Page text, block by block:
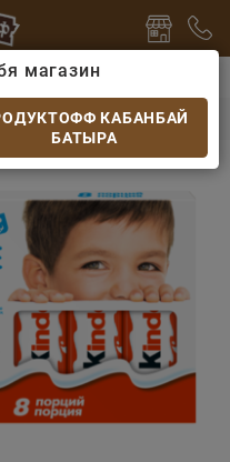
Chocolate
молочный Т8
магазин
КАБАНБАЙ
БАТЫРА